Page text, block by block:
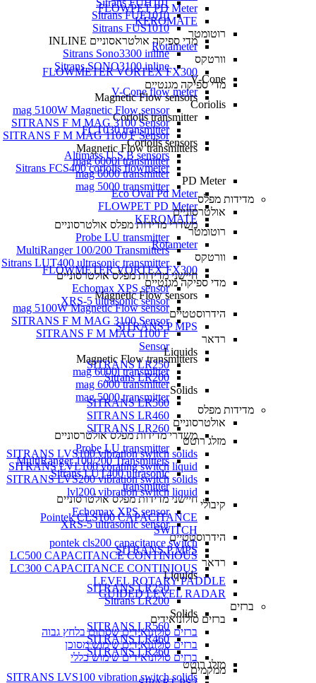
Sitrans FUH101
Sitrans FUE1010
Sitrans FUS1010
מדי ספיקה אולטראסוניים INLINE
Sitrans Sono3300 inline
Sitrans SONO3100 inline
V-Cone
V-Cone flow meter
Coriolis
Coriolis transmitter
FCT030 transmitter
Coriolis sensors
Altimass U.S.B sensors
Sitrans FCS400 coriolis flowmeter
PD Meter
Eco Oval Pd Meter
FLOWPET PD Meter
KEROMATE
רוטומטר
Rotameter
וורטקס
FLOWMETER VORTEX FX300
מדי ספיקה מגנטיים
Magnetic Flow sensors
mag 5100W Magnetic Flow sensor
SITRANS F M MAG 3100 Sensor
SITRANS F M MAG 1100 F
Sensor
Magnetic Flow transmitters
mag 6000i transmitter
mag 6000 transmitter
mag 5000 transmitter
מדידות מפלס
אולטרסוניים
משדרי מדידות מפלס אולטרסוניים
Probe LU transmitter
MultiRanger 100/200 Transmitters
Sitrans LUT400 ultrasonic
transmitter
חיישני מדידות מפלס אולטרסוניים
Echomax XPS sensor
XRS-5 ultrasonic sensor
הידרוסטטיים
SITRANS P MPS
רדאר
Liquids
SITRANS LR250
Sitrans LR200
Solids
SITRANS LR560
SITRANS LR460
SITRANS LR260
מזלג רוטט
SITRANS LVS100 vibration switch solids
FLOWPET PD Meter
KEROMATE
רוטומטר
Rotameter
וורטקס
FLOWMETER VORTEX FX300
מדי ספיקה מגנטיים
Magnetic Flow sensors
mag 5100W Magnetic Flow sensor
SITRANS F M MAG 3100 Sensor
SITRANS F M MAG 1100 F Sensor
Magnetic Flow transmitters
mag 6000i transmitter
mag 6000 transmitter
mag 5000 transmitter
מדידות מפלס
אולטרסוניים
משדרי מדידות מפלס אולטרסוניים
Probe LU transmitter
MultiRanger 100/200 Transmitters
Sitrans LUT400 ultrasonic transmitter
חיישני מדידות מפלס אולטרסוניים
Echomax XPS sensor
XRS-5 ultrasonic sensor
הידרוסטטיים
SITRANS P MPS
רדאר
Liquids
SITRANS LR250
Sitrans LR200
Solids
SITRANS LR560
SITRANS LR460
SITRANS LR260
מזלג רוטט
SITRANS LVS100 vibration switch solids
SITRANS LVL100 vbrating switch liquid
SITRANS LVS200 vibration switch solids
lvl200 vibration switch liquid
קיבולי
Pointek CLS100 CAPACITANCE
SWITCH
pontek cls200 capacitance switch
LC500 CAPACITANCE CONTINIOUS
LC300 CAPACITANCE CONTINIOUS
LEVEL ROTARY PADDLE
GUIDED LEVEL RADAR
ברזים
ברזים סולונואידים
ברזים סולונואידים שסתום בלחץ גבוה
ברזים סולונואידים שימוש מסוכן
ברזים סולונואידים שימוש כללי
ממקמים